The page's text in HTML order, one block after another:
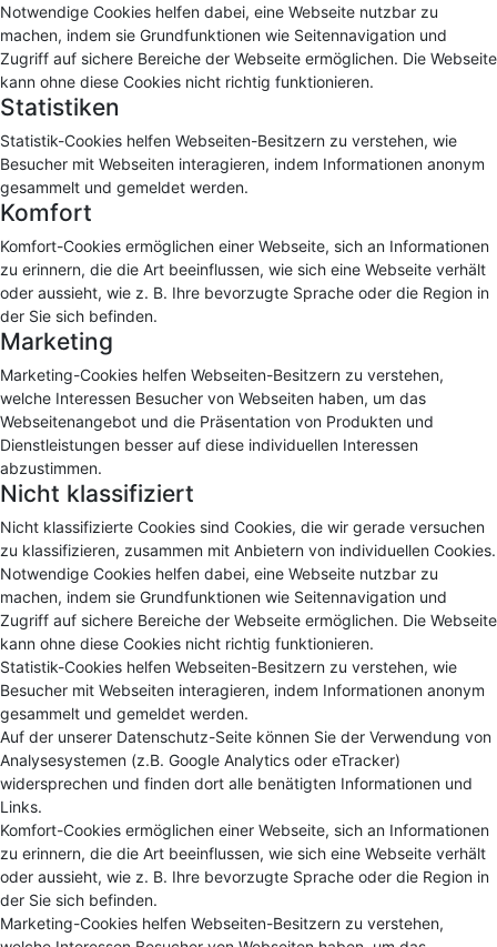
Notwendige Cookies helfen dabei, eine Webseite nutzbar zu
machen, indem sie Grundfunktionen wie Seitennavigation und
Zugriff auf sichere Bereiche der Webseite ermöglichen. Die Webseite
kann ohne diese Cookies nicht richtig funktionieren.
Statistiken
Statistik-Cookies helfen Webseiten-Besitzern zu verstehen, wie
Besucher mit Webseiten interagieren, indem Informationen anonym
gesammelt und gemeldet werden.
Komfort
Komfort-Cookies ermöglichen einer Webseite, sich an Informationen
zu erinnern, die die Art beeinflussen, wie sich eine Webseite verhält
oder aussieht, wie z. B. Ihre bevorzugte Sprache oder die Region in
der Sie sich befinden.
Marketing
Marketing-Cookies helfen Webseiten-Besitzern zu verstehen,
welche Interessen Besucher von Webseiten haben, um das
Webseitenangebot und die Präsentation von Produkten und
Dienstleistungen besser auf diese individuellen Interessen
abzustimmen.
Nicht klassifiziert
Nicht klassifizierte Cookies sind Cookies, die wir gerade versuchen
zu klassifizieren, zusammen mit Anbietern von individuellen Cookies.
Notwendige Cookies helfen dabei, eine Webseite nutzbar zu
machen, indem sie Grundfunktionen wie Seitennavigation und
Zugriff auf sichere Bereiche der Webseite ermöglichen. Die Webseite
kann ohne diese Cookies nicht richtig funktionieren.
Statistik-Cookies helfen Webseiten-Besitzern zu verstehen, wie
Besucher mit Webseiten interagieren, indem Informationen anonym
gesammelt und gemeldet werden.
Auf der unserer Datenschutz-Seite können Sie der Verwendung von
Analysesystemen (z.B. Google Analytics oder eTracker)
widersprechen und finden dort alle benätigten Informationen und
Links.
Komfort-Cookies ermöglichen einer Webseite, sich an Informationen
zu erinnern, die die Art beeinflussen, wie sich eine Webseite verhält
oder aussieht, wie z. B. Ihre bevorzugte Sprache oder die Region in
der Sie sich befinden.
Marketing-Cookies helfen Webseiten-Besitzern zu verstehen,